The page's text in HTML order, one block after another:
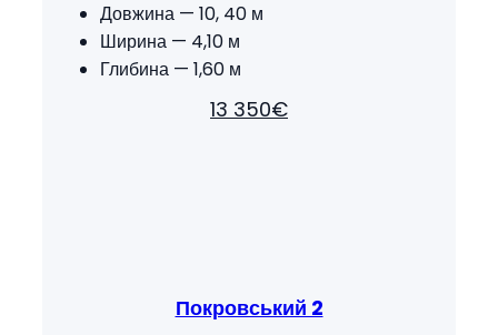
Довжина — 10, 40 м
Ширина — 4,10 м
Глибина — 1,60 м
13 350€
Покровський 2